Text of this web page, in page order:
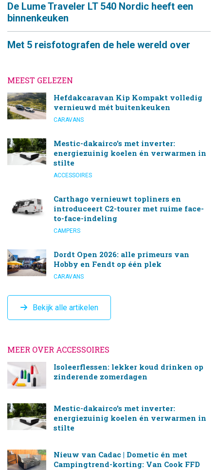
De Lume Traveler LT 540 Nordic heeft een
binnenkeuken
Met 5 reisfotografen de hele wereld over
MEEST GELEZEN
Hefdakcaravan Kip Kompakt volledig
vernieuwd mét buitenkeuken
CARAVANS
Mestic-dakairco’s met inverter:
energiezuinig koelen én verwarmen in
stilte
ACCESSOIRES
Carthago vernieuwt topliners en
introduceert C2-tourer met ruime face-
to-face-indeling
CAMPERS
Dordt Open 2026: alle primeurs van
Hobby en Fendt op één plek
CARAVANS
Bekijk alle artikelen
MEER OVER ACCESSOIRES
Isoleerflessen: lekker koud drinken op
zinderende zomerdagen
Mestic-dakairco’s met inverter:
energiezuinig koelen én verwarmen in
stilte
Nieuw van Cadac | Dometic én met
Campingtrend-korting: Van Cook FFD